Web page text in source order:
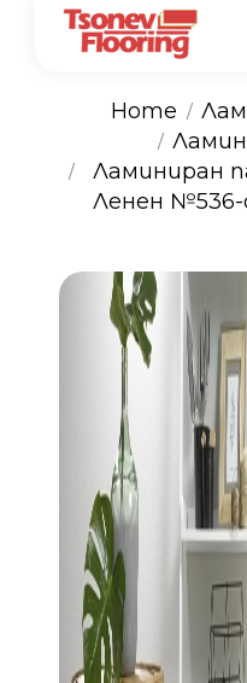
You
Home
Ламиниран
Ленен №536-